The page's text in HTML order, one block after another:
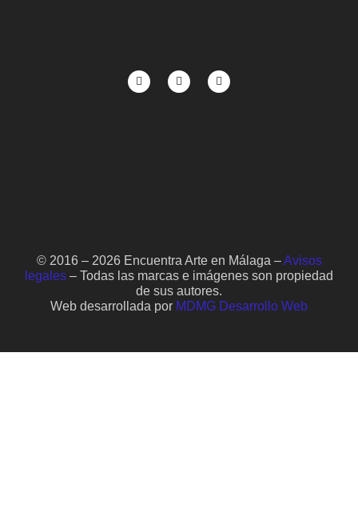
© 2016 – 2026 Encuentra Arte en Málaga –Avisos
legales – Todas las marcas e imágenes son propiedad
de sus autores.
Web desarrollada por MDMG Desarrollo Web